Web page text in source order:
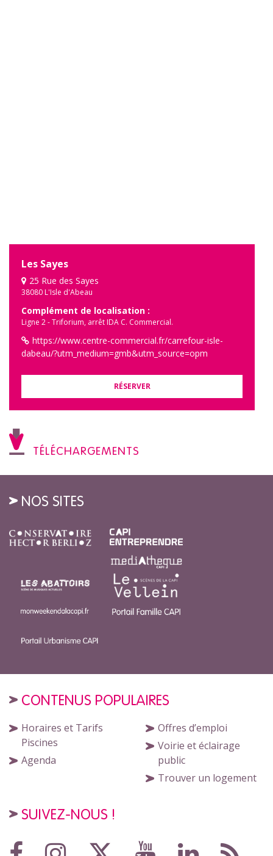
Les Sayes
25 Rue des Sayes
38080 L'Isle d'Abeau
Complément de localisation :
Ligne 2 - Triforium, arrêt IDA C. Commercial.
https://www.centre-commercial.fr/carrefour-isle-
dabeau/?utm_medium=gmb&utm_source=opm
RÉSERVER
TÉLÉCHARGEMENTS
NOS SITES
CONTENUS POPULAIRES
Horaires et Tarifs
Piscines
Agenda
Offres d’emploi
Voirie et éclairage
public
Trouver un logement
SUIVEZ-NOUS !